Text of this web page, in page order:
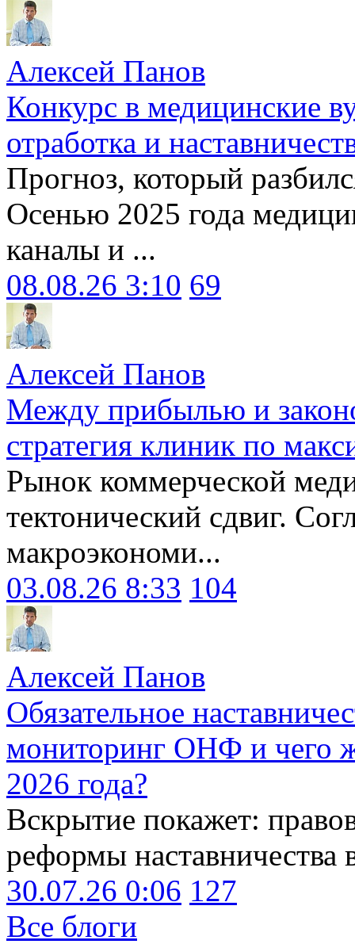
Алексей Панов
Конкурс в медицинские
отработка и
Прогноз, который
Осенью 2025 года
каналы и ...
08.08.26 3:10 69
Алексей Панов
Между прибылью и
стратегия клиник по
Рынок коммерческой
тектонический сдвиг.
макроэкономи...
03.08.26 8:33 104
Алексей Панов
Обязательное
мониторинг ОНФ и чего
2026 года?
Вскрытие покажет:
реформы наставничества
30.07.26 0:06 127
Все блоги